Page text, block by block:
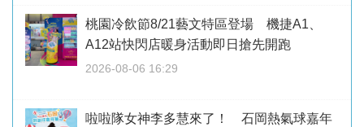
桃園冷飲節8/21藝文特區登場 機捷A1、
A12站快閃店暖身活動即日搶先開跑
2026-08-06 16:29
啦啦隊女神李多慧來了！ 石岡熱氣球嘉年